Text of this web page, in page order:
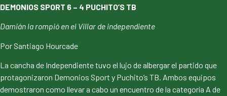
DEMONIOS SPORT 6 – 4 PUCHITO’S TB
Damián la rompió en el Villar de independiente
Por Santiago Hourcade
La cancha de Independiente tuvo el lujo de albergar el partido que
protagonizaron Demonios Sport y Puchito’s TB. Ambos equipos
demostraron como llevar a cabo un encuentro de la categoría A de